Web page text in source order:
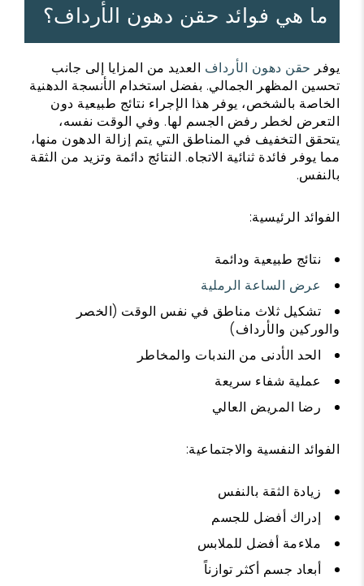
ما هي فوائد حقن دهون الأرداف؟
يوفر حقن دهون الأرداف العديد من المزايا إلى جانب
تحسين المظهر الجمالي. بفضل استخدام الأنسجة الدهنية
الخاصة بالشخص، يوفر هذا الإجراء نتائج طبيعية دون
التعرض لخطر رفض الجسم لها. وفي الوقت نفسه،
يتحقق التخفيف في المناطق التي يتم إزالة الدهون منها،
مما يوفر فائدة ثنائية الاتجاه. النتائج دائمة وتزيد من الثقة
بالنفس.
الفوائد الرئيسية:
نتائج طبيعية ودائمة
عرض الساعة الرملية
تشكيل ثلاث مناطق في نفس الوقت (الخصر
والوركين والأرداف)
الحد الأدنى من الندبات والمخاطر
عملية شفاء سريعة
رضا المريض العالي
الفوائد النفسية والاجتماعية:
زيادة الثقة بالنفس
إدراك أفضل للجسم
ملاءمة أفضل للملابس
أبعاد جسم أكثر توازناً